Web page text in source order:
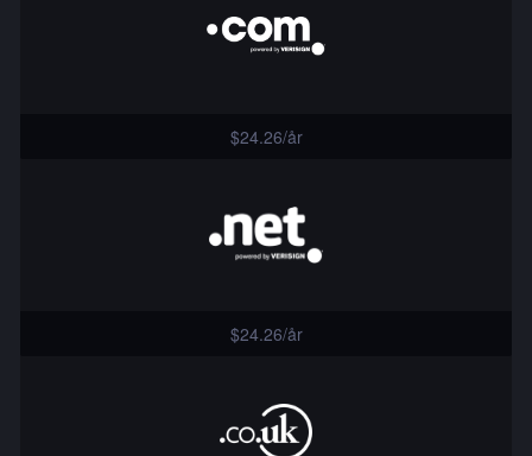
$24.26/år
$24.26/år